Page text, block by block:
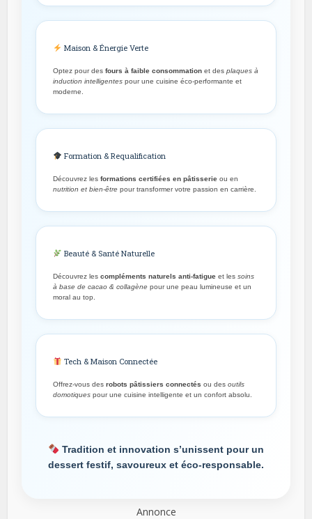
Maison & Énergie Verte
Optez pour desfours à faible consommation et desplaques à
induction intelligentes pour une cuisine éco-performante et
moderne.
Formation & Requalification
Découvrez lesformations certifiées en pâtisserie ou en
nutrition et bien-être pour transformer votre passion en carrière.
Beauté & Santé Naturelle
Découvrez lescompléments naturels anti-fatigue et lessoins
à base de cacao & collagène pour une peau lumineuse et un
moral au top.
Tech & Maison Connectée
Offrez-vous desrobots pâtissiers connectés ou desoutils
domotiques pour une cuisine intelligente et un confort absolu.
Tradition et innovation s’unissent pour un
dessert festif, savoureux et éco-responsable.
Annonce